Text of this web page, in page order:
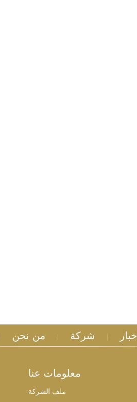
أخبار شركة من نحن
معلومات عنا
ملف الشركة